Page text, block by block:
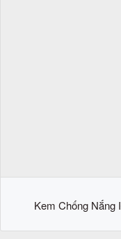
Kem Chống Nắng